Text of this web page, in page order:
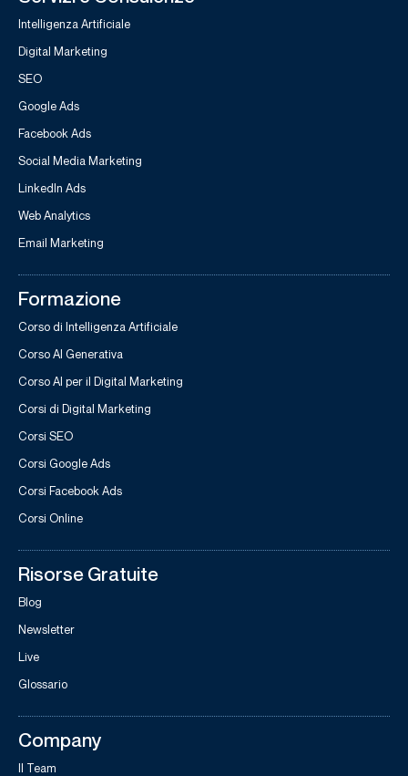
Intelligenza Artificiale
Digital Marketing
SEO
Google Ads
Facebook Ads
Social Media Marketing
LinkedIn Ads
Web Analytics
Email Marketing
Formazione
Corso di Intelligenza Artificiale
Corso AI Generativa
Corso AI per il Digital Marketing
Corsi di Digital Marketing
Corsi SEO
Corsi Google Ads
Corsi Facebook Ads
Corsi Online
Risorse Gratuite
Blog
Newsletter
Live
Glossario
Company
Il Team